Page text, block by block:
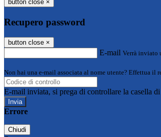
button close ×
Recupero password
button close ×
E-mail Verrà inviato
Non hai una e-mail associata al nome utente? Effettua il
E-mail inviata, si prega di controllare la casella
Errore
Chiudi